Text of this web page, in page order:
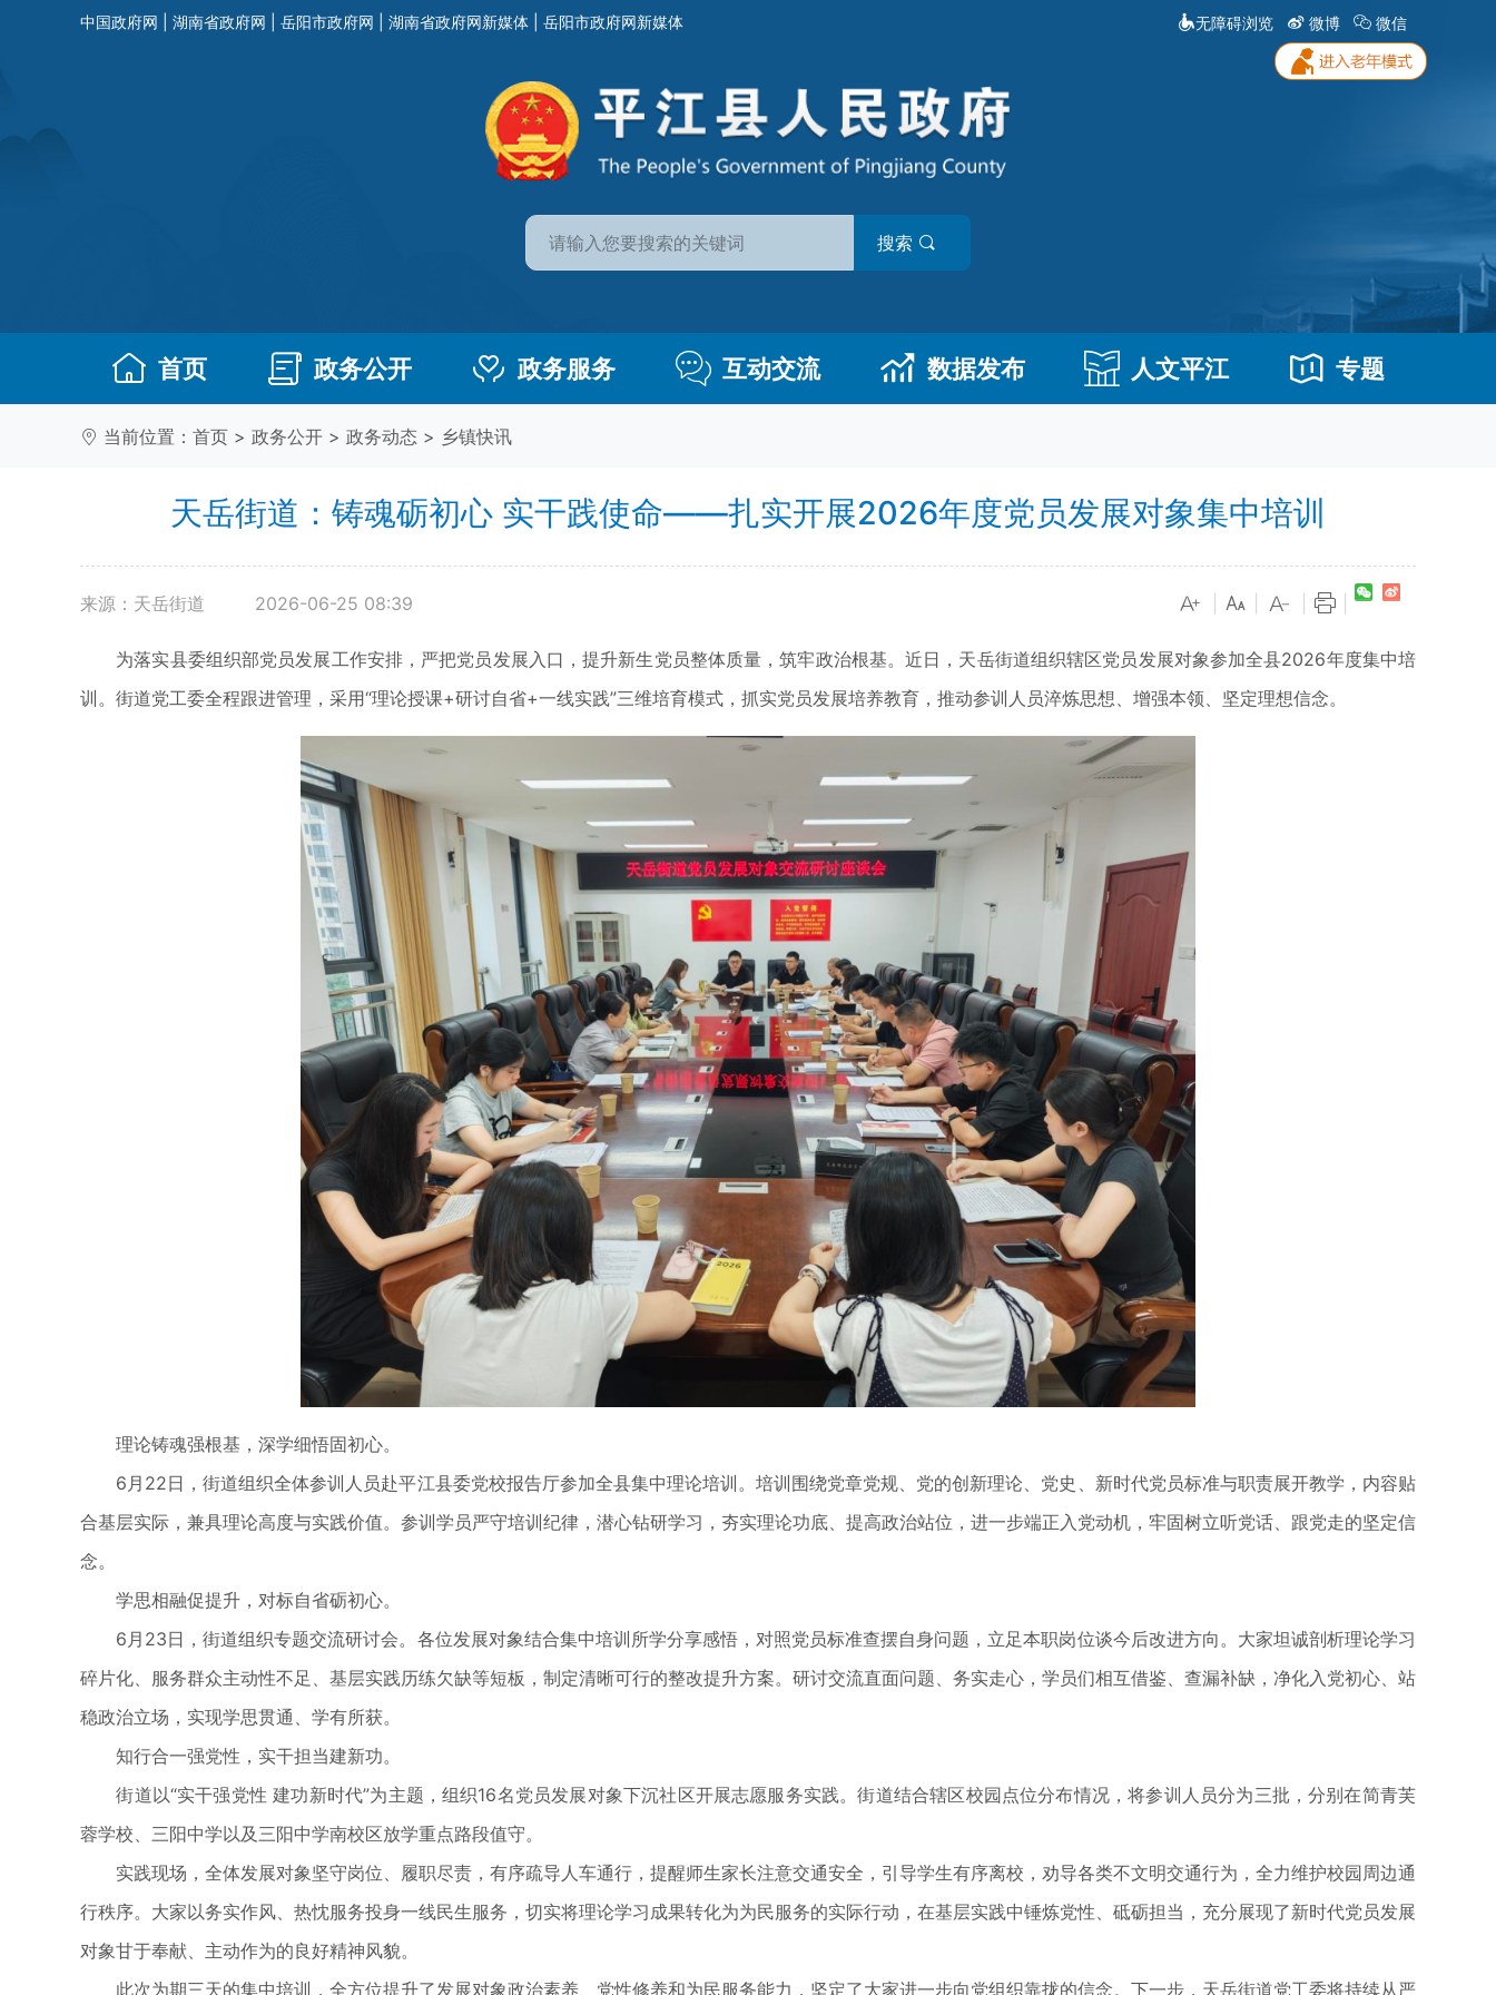
中国政府网 湖南省政府网 岳阳市政府网 湖南省政府网新媒体 岳阳市政府网新媒体 无障碍浏览 微博 微信
搜索
首页 政务公开 政务服务 互动交流 数据发布 人文平江 专题
当前位置： 首页 > 政务公开 > 政务动态 > 乡镇快讯
天岳街道：铸魂砺初心 实干践使命——扎实开展2026年度党员发展对象集中培训
来源：天岳街道 2026-06-25 08:39
为落实县委组织部党员发展工作安排，严把党员发展入口，提升新生党员整体质量，筑牢政治根基。近日，天岳街道组织辖区党员发展对象参加全县2026年度集中培
训。街道党工委全程跟进管理，采用“理论授课+研讨自省+一线实践”三维培育模式，抓实党员发展培养教育，推动参训人员淬炼思想、增强本领、坚定理想信念。
理论铸魂强根基，深学细悟固初心。
6月22日，街道组织全体参训人员赴平江县委党校报告厅参加全县集中理论培训。培训围绕党章党规、党的创新理论、党史、新时代党员标准与职责展开教学，内容贴
合基层实际，兼具理论高度与实践价值。参训学员严守培训纪律，潜心钻研学习，夯实理论功底、提高政治站位，进一步端正入党动机，牢固树立听党话、跟党走的坚定信
念。
学思相融促提升，对标自省砺初心。
6月23日，街道组织专题交流研讨会。各位发展对象结合集中培训所学分享感悟，对照党员标准查摆自身问题，立足本职岗位谈今后改进方向。大家坦诚剖析理论学习
碎片化、服务群众主动性不足、基层实践历练欠缺等短板，制定清晰可行的整改提升方案。研讨交流直面问题、务实走心，学员们相互借鉴、查漏补缺，净化入党初心、站
稳政治立场，实现学思贯通、学有所获。
知行合一强党性，实干担当建新功。
街道以“实干强党性 建功新时代”为主题，组织16名党员发展对象下沉社区开展志愿服务实践。街道结合辖区校园点位分布情况，将参训人员分为三批，分别在简青芙
蓉学校、三阳中学以及三阳中学南校区放学重点路段值守。
实践现场，全体发展对象坚守岗位、履职尽责，有序疏导人车通行，提醒师生家长注意交通安全，引导学生有序离校，劝导各类不文明交通行为，全力维护校园周边通
行秩序。大家以务实作风、热忱服务投身一线民生服务，切实将理论学习成果转化为为民服务的实际行动，在基层实践中锤炼党性、砥砺担当，充分展现了新时代党员发展
对象甘于奉献、主动作为的良好精神风貌。
此次为期三天的集中培训，全方位提升了发展对象政治素养、党性修养和为民服务能力，坚定了大家进一步向党组织靠拢的信念。下一步，天岳街道党工委将持续从严